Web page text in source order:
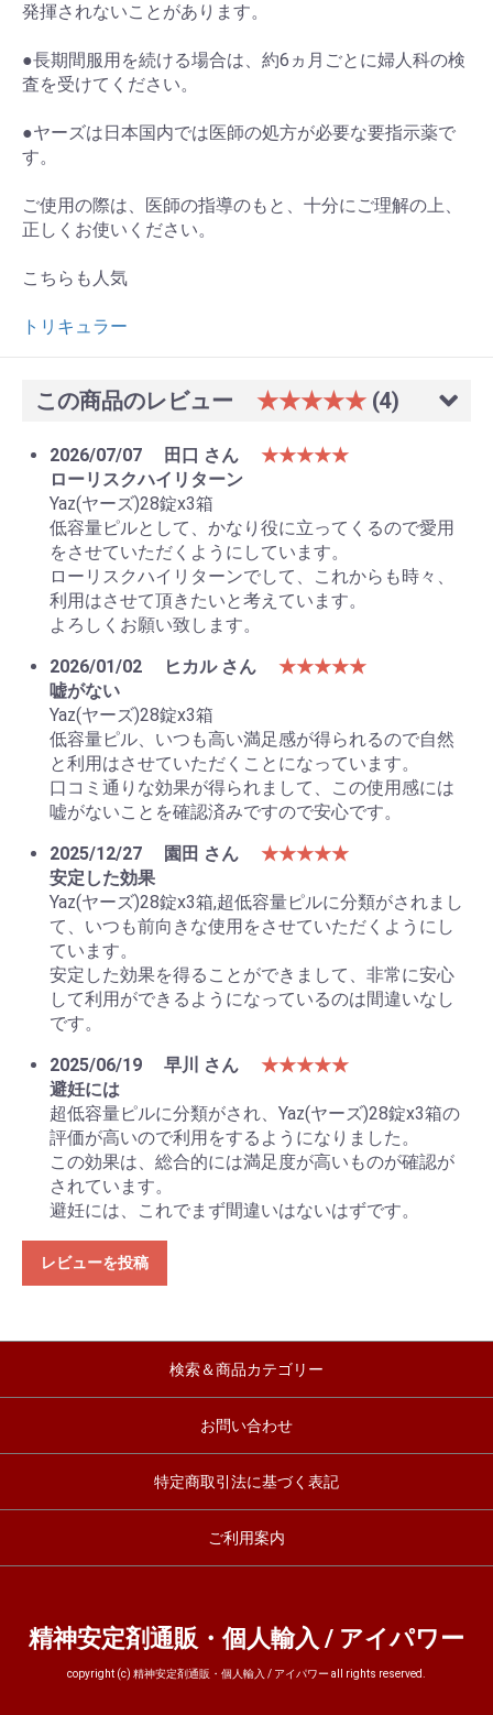
発揮されないことがあります。
●長期間服用を続ける場合は、約6ヵ月ごとに婦人科の検
査を受けてください。
●ヤーズは日本国内では医師の処方が必要な要指示薬で
す。
ご使用の際は、医師の指導のもと、十分にご理解の上、
正しくお使いください。
こちらも人気
トリキュラー
この商品のレビュー ★★★★★ (4)
2026/07/07 田口 さん
★★★★★
ローリスクハイリターン
Yaz(ヤーズ)28錠x3箱
低容量ピルとして、かなり役に立ってくるので愛用
をさせていただくようにしています。
ローリスクハイリターンでして、これからも時々、
利用はさせて頂きたいと考えています。
よろしくお願い致します。
2026/01/02
ヒカル さん
★★★★★
嘘がない
Yaz(ヤーズ)28錠x3箱
低容量ピル、いつも高い満足感が得られるので自然
と利用はさせていただくことになっています。
口コミ通りな効果が得られまして、この使用感には
嘘がないことを確認済みですので安心です。
2025/12/27
園田 さん
★★★★★
安定した効果
Yaz(ヤーズ)28錠x3箱,超低容量ピルに分類がされまし
て、いつも前向きな使用をさせていただくようにし
ています。
安定した効果を得ることができまして、非常に安心
して利用ができるようになっているのは間違いなし
です。
2025/06/19
早川 さん
★★★★★
避妊には
超低容量ピルに分類がされ、Yaz(ヤーズ)28錠x3箱の
評価が高いので利用をするようになりました。
この効果は、総合的には満足度が高いものが確認が
されています。
避妊には、これでまず間違いはないはずです。
レビューを投稿
検索＆商品カテゴリー
お問い合わせ
特定商取引法に基づく表記
ご利用案内
精神安定剤通販・個人輸入 / アイパワー
copyright (c) 精神安定剤通販・個人輸入 / アイパワー all rights reserved.